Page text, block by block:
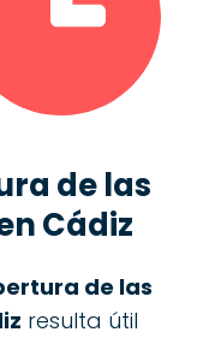
de las
Cádiz
de las
resulta útil